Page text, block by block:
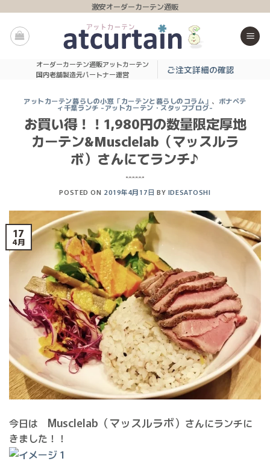
content
激安オーダーカーテン通販
オーダーカーテン通販アットカーテン
国内老舗製造元パートナー運営
ご注文詳細の確認
アットカーテン暮らしの小窓「カーテンと暮らしのコラム」 、 ボナペテ
ィ千葉ランチ -アットカーテン・スタッフブログ-
お買い得！！1,980円の数量限定厚地
カーテン&Musclelab（マッスルラ
ボ）さんにてランチ♪
POSTED ON 2019年4月17日 BY IDESATOSHI
17
4月
今日は Musclelab（マッスルラボ） さんにランチに
きました！！